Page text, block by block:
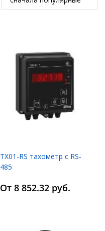
ТХ01-RS тахометр с RS-
485
От 8 852.32 руб.